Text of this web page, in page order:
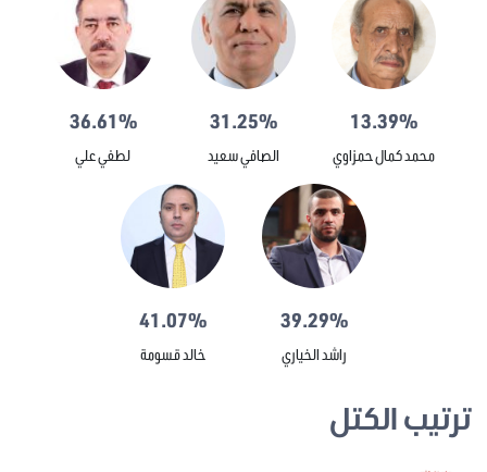
13.39%
محمد كمال حمزاوي
31.25%
الصافي سعيد
36.61%
لطفي علي
39.29%
راشد الخياري
41.07%
خالد قسومة
ترتيب الكتل